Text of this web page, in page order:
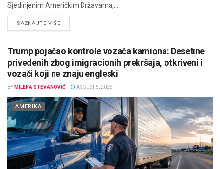
Sjedinjenim Američkim Državama,...
SAZNAJTE VIŠEDETAILS
Trump pojačao kontrole vozača kamiona: Desetine
privedenih zbog imigracionih prekršaja, otkriveni i
vozači koji ne znaju engleski
BY MILENA STEVANOVIĆ AVGUST 5, 2026
AMERIKA